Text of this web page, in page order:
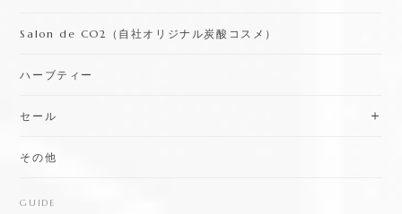
Salon de CO2（自社オリジナル炭酸コスメ）
ハーブティー
セール
その他
GUIDE